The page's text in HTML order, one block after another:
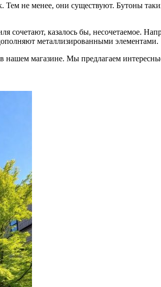
Тем не менее, они существуют. Бутоны
сочетают, казалось бы, несочетаемое.
металлизированными элементами.
магазине. Мы предлагаем